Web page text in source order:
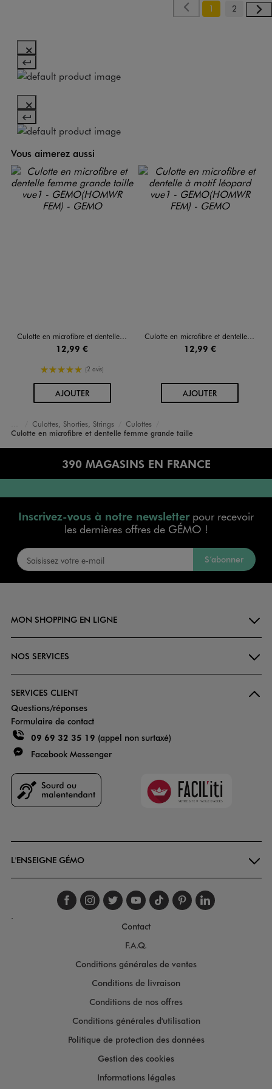
1 2
Vous aimerez aussi
Culotte en microfibre et dentelle femme grande taille
12,99 €
5/5 de moyenne
(2 avis)
AJOUTERAU PANIER
Culotte en microfibre et dentelle à motif léopard
12,99 €
AJOUTERAU PANIER
Accueil
Femme
Lingerie
Culottes, Shorties, Strings
Culottes
Culotte en microfibre et dentelle femme grande taille
390 MAGASINS EN FRANCE
Inscrivez-vous à notre newsletterpour recevoir
les dernières offres de GÉMO !
S’abonner
MON SHOPPING EN LIGNE
NOS SERVICES
SERVICES CLIENT
Questions/réponses
Formulaire de contact
09 69 32 35 19 (appel non surtaxé)
Facebook Messenger
Faciliti
L'ENSEIGNE GÉMO
Suivez-nous sur
Suivez-nous sur
Suivez-nous sur
Suivez-nous
Suivez-nous
Suivez-
.
Contact
F.A.Q.
Conditions générales de ventes
Conditions de livraison
Conditions de nos offres
Conditions générales d'utilisation
Politique de protection des données
Gestion des cookies
Informations légales